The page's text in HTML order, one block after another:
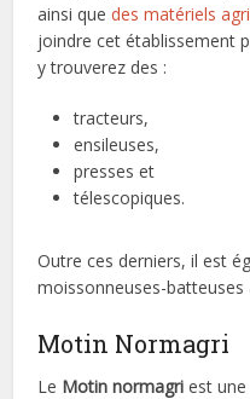
ainsi quedes matériels
joindre cet établissement
y trouverez des :
tracteurs,
ensileuses,
presses et
télescopiques.
Outre ces derniers, il est
moissonneuses-batteuses
Motin Normagri
Le Motin normagri est